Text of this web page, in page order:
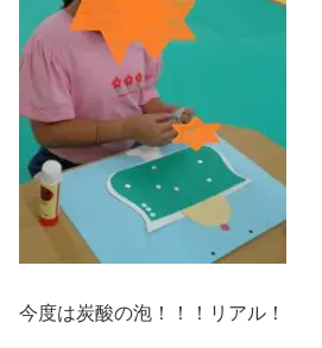
今度は炭酸の泡！！！リアル！